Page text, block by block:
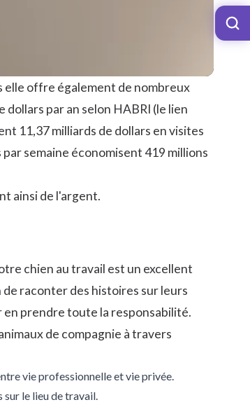
elle offre également de nombreux
par an selon HABRI (le lien
11,37 milliards de dollars en visites
semaine économisent 419 millions
ainsi de l'argent.
chien au travail est un excellent
raconter des histoires sur leurs
en prendre toute la responsabilité.
de compagnie à travers
vie professionnelle et vie privée.
le lieu de travail.